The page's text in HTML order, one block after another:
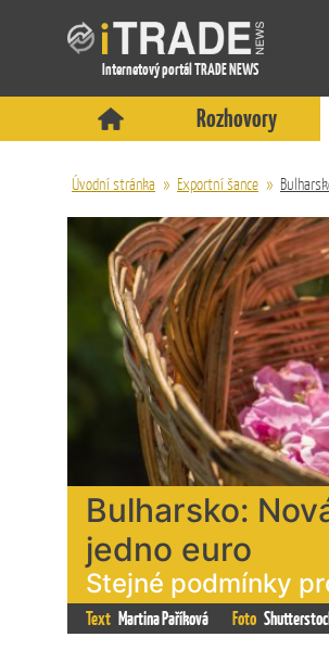
Internetový portál TRADE NEWS
Rozhovory
Úvodní stránka » Exportní šance »
Bulharsko:
jedno euro
Stejné podmínky
Text Martina Paříková Foto